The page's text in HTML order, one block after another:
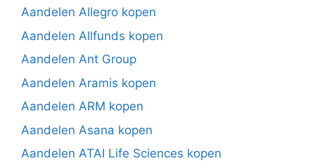
Aandelen Allegro kopen
Aandelen Allfunds kopen
Aandelen Ant Group
Aandelen Aramis kopen
Aandelen ARM kopen
Aandelen Asana kopen
Aandelen ATAI Life Sciences kopen